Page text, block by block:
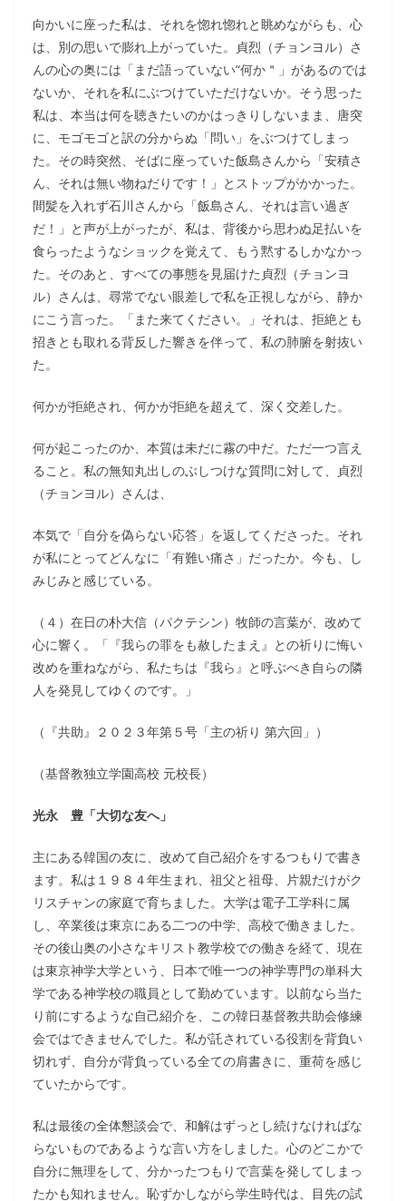
向かいに座った私は、それを惚れ惚れと眺めながらも、心
は、別の思いで膨れ上がっていた。貞烈（チョンヨル）さ
んの心の奥には「まだ語っていない“何か＂」があるのでは
ないか、それを私にぶつけていただけないか。そう思った
私は、本当は何を聴きたいのかはっきりしないまま、唐突
に、モゴモゴと訳の分からぬ「問い」をぶつけてしまっ
た。その時突然、そばに座っていた飯島さんから「安積さ
ん、それは無い物ねだりです！」とストップがかかった。
間髪を入れず石川さんから「飯島さん、それは言い過ぎ
だ！」と声が上がったが、私は、背後から思わぬ足払いを
食らったようなショックを覚えて、もう黙するしかなかっ
た。そのあと、すべての事態を見届けた貞烈（チョンヨ
ル）さんは、尋常でない眼差しで私を正視しながら、静か
にこう言った。「また来てください。」それは、拒絶とも
招きとも取れる背反した響きを伴って、私の肺腑を射抜い
た。
何かが拒絶され、何かが拒絶を超えて、深く交差した。
何が起こったのか、本質は未だに霧の中だ。ただ一つ言え
ること。私の無知丸出しのぶしつけな質問に対して、貞烈
（チョンヨル）さんは、
本気で「自分を偽らない応答」を返してくださった。それ
が私にとってどんなに「有難い痛さ」だったか。今も、し
みじみと感じている。
（４）在日の朴大信（パクテシン）牧師の言葉が、改めて
心に響く。「『我らの罪をも赦したまえ』との祈りに悔い
改めを重ねながら、私たちは『我ら』と呼ぶべき自らの隣
人を発見してゆくのです。」
（『共助』２０２３年第５号「主の祈り 第六回」）
（基督教独立学園高校 元校長）
光永 豊「大切な友へ」
主にある韓国の友に、改めて自己紹介をするつもりで書き
ます。私は１９８４年生まれ、祖父と祖母、片親だけがク
リスチャンの家庭で育ちました。大学は電子工学科に属
し、卒業後は東京にある二つの中学、高校で働きました。
その後山奥の小さなキリスト教学校での働きを経て、現在
は東京神学大学という、日本で唯一つの神学専門の単科大
学である神学校の職員として勤めています。以前なら当た
り前にするような自己紹介を、この韓日基督教共助会修練
会ではできませんでした。私が託されている役割を背負い
切れず、自分が背負っている全ての肩書きに、重荷を感じ
ていたからです。
私は最後の全体懇談会で、和解はずっとし続けなければな
らないものであるような言い方をしました。心のどこかで
自分に無理をして、分かったつもりで言葉を発してしまっ
たかも知れません。恥ずかしながら学生時代は、目先の試